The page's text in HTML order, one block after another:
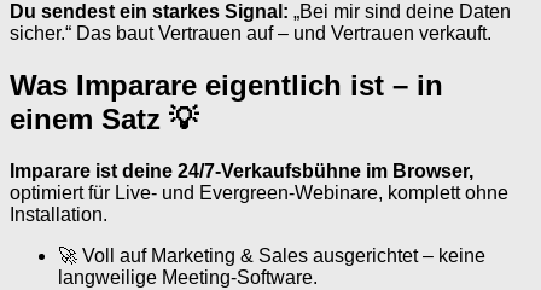
Du sendest ein starkes Signal: „Bei mir sind deine Daten
sicher.“ Das baut Vertrauen auf – und Vertrauen verkauft.
Was Imparare eigentlich ist – in
einem Satz 💡
Imparare ist deine 24/7-Verkaufsbühne im Browser,
optimiert für Live- und Evergreen-Webinare, komplett ohne
Installation.
🚀 Voll auf Marketing & Sales ausgerichtet – keine
langweilige Meeting-Software.